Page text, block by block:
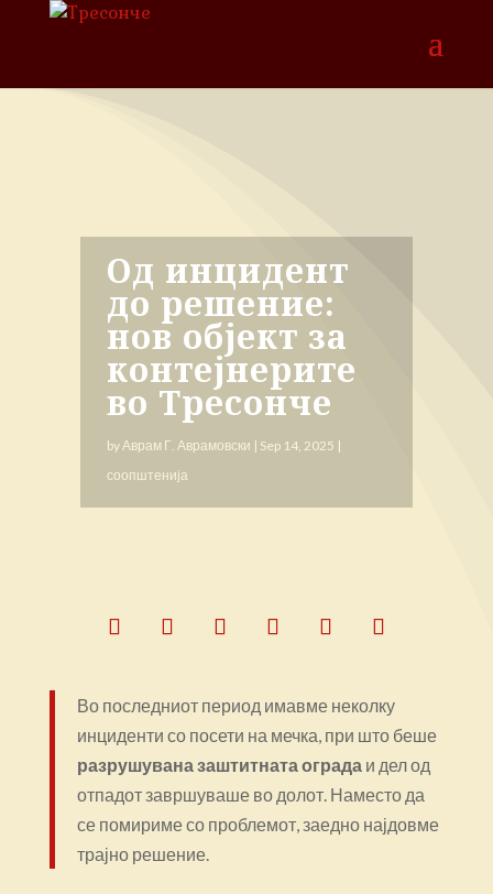
Од инцидент
до решение:
нов објект за
контејнерите
во Тресонче
byАврам Г. Аврамовски | Sep 14, 2025 |
соопштенија
Во последниот период имавме неколку
инциденти со посети на мечка, при што беше
разрушувана заштитната ограда и дел од
отпадот завршуваше во долот. Наместо да
се помириме со проблемот, заедно најдовме
трајно решение.